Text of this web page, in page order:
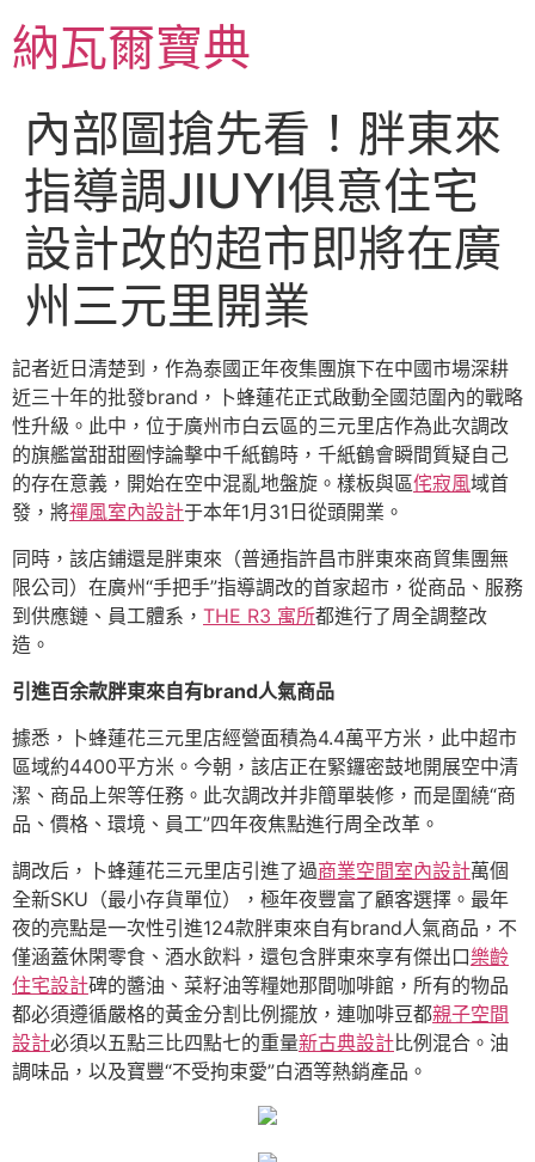
至
主納瓦爾寶典
內部圖搶先看！胖東來
指導調JIUYI俱意住宅
設計改的超市即將在廣
州三元里開業
記者近日清楚到，作為泰國正年夜集團旗下在中國市場深耕
近三十年的批發brand，卜蜂蓮花正式啟動全國范圍內的戰略
性升級。此中，位于廣州市白云區的三元里店作為此次調改
的旗艦當甜甜圈悖論擊中千紙鶴時，千紙鶴會瞬間質疑自己
的存在意義，開始在空中混亂地盤旋。樣板與區侘寂風域首
發，將禪風室內設計于本年1月31日從頭開業。
同時，該店鋪還是胖東來（普通指許昌市胖東來商貿集團無
限公司）在廣州“手把手”指導調改的首家超市，從商品、服務
到供應鏈、員工體系， THE R3 寓所都進行了周全調整改
造。
引進百余款胖東來自有brand人氣商品
據悉，卜蜂蓮花三元里店經營面積為4.4萬平方米，此中超市
區域約4400平方米。今朝，該店正在緊鑼密鼓地開展空中清
潔、商品上架等任務。此次調改并非簡單裝修，而是圍繞“商
品、價格、環境、員工”四年夜焦點進行周全改革。
調改后，卜蜂蓮花三元里店引進了過商業空間室內設計萬個
全新SKU（最小存貨單位），極年夜豐富了顧客選擇。最年
夜的亮點是一次性引進124款胖東來自有brand人氣商品，不
僅涵蓋休閑零食、酒水飲料，還包含胖東來享有傑出口樂齡
住宅設計碑的醬油、菜籽油等糧她那間咖啡館，所有的物品
都必須遵循嚴格的黃金分割比例擺放，連咖啡豆都親子空間
設計必須以五點三比四點七的重量新古典設計比例混合。油
調味品，以及寶豐“不受拘束愛”白酒等熱銷產品。